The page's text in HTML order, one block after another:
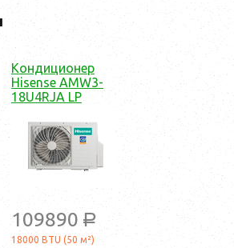
Кондиционер
Hisense AMW3-
18U4RJA LP
109890 a
18000 BTU (50 м²)